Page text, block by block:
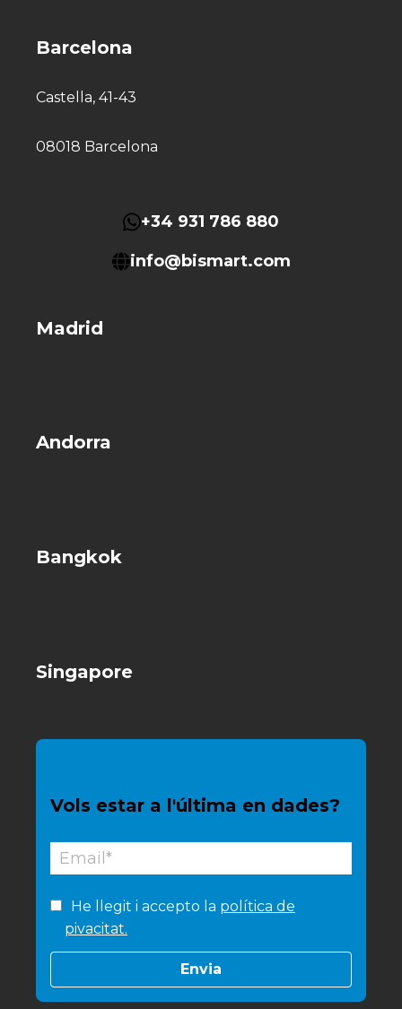
Barcelona
Castella, 41-43
08018 Barcelona
+34 931 786 880
info@bismart.com
Madrid
Andorra
Bangkok
Singapore
Vols estar a l'última en dades?
He llegit i accepto la política de
pivacitat.